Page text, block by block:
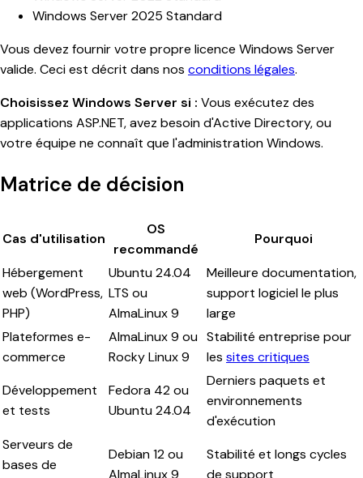
Windows Server 2025 Standard
Vous devez fournir votre propre licence Windows Server
valide. Ceci est décrit dans nos conditions légales.
Choisissez Windows Server si : Vous exécutez des
applications ASP.NET, avez besoin d'Active Directory, ou
votre équipe ne connaît que l'administration Windows.
Matrice de décision
Cas d'utilisation
OS
recommandé
Pourquoi
Hébergement
web (WordPress,
PHP)
Ubuntu 24.04
LTS ou
AlmaLinux 9
Meilleure documentation,
support logiciel le plus
large
Plateformes e-
commerce
AlmaLinux 9 ou
Rocky Linux 9
Stabilité entreprise pour
les sites critiques
Développement
et tests
Fedora 42 ou
Ubuntu 24.04
Derniers paquets et
environnements
d'exécution
Serveurs de
bases de
Debian 12 ou
AlmaLinux 9
Stabilité et longs cycles
de support